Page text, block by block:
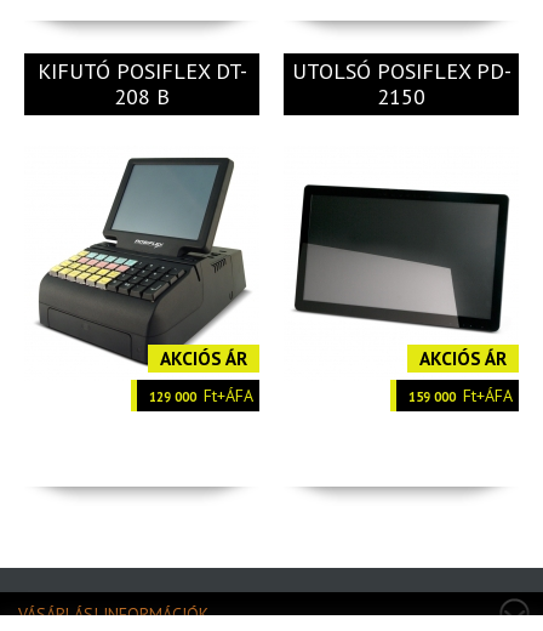
KIFUTÓ POSIFLEX DT-
208 B
AKCIÓS ÁR
129 000 Ft+ÁFA
UTOLSÓ POSIFLEX PD-
2150
AKCIÓS ÁR
159 000 Ft+ÁFA
VÁSÁRLÁSI INFORMÁCIÓK